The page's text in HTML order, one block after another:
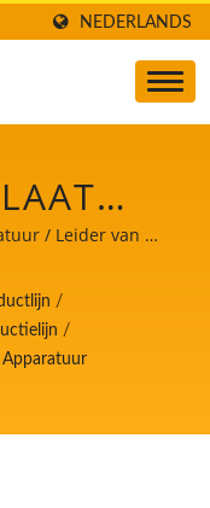
NEDERLANDS
EEN
IN
/
/ Leider van de
met de
/
/
Apparatuur